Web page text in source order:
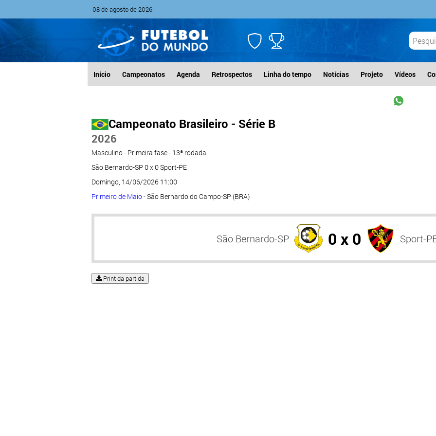
08 de agosto de 2026
Início Campeonatos Agenda Retrospectos Linha do tempo Notícias Projeto Vídeos
Campeonato Brasileiro - Série B
2026
Masculino - Primeira fase - 13ª rodada
São Bernardo-SP 0 x 0 Sport-PE
Domingo, 14/06/2026 11:00
Primeiro de Maio- São Bernardo do Campo-SP (BRA)
São Bernardo-SP 0 x 0 Sport-
Print da partida